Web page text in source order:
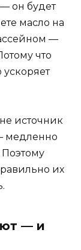
он будет
масло на
—
что
ускоряет
источник
медленно
Поэтому
их
— и